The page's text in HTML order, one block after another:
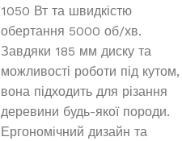
1050 Вт та швидкістю
обертання 5000 об/хв.
Завдяки 185 мм диску та
можливості роботи під кутом,
вона підходить для різання
деревини будь-якої породи.
Ергономічний дизайн та